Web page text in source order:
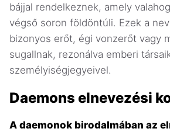
bájjal rendelkeznek, amely
végső soron földöntúli. Ezek a
bizonyos erőt, égi vonzerőt vagy
sugallnak, rezonálva emberi
személyiségjegyeivel.
Daemons elnevezési
A daemonok birodalmában az